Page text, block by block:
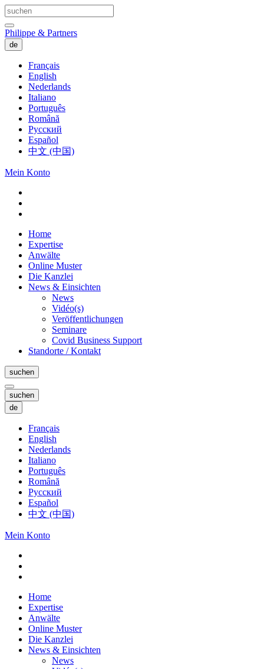
Philippe & Partners
de
Français
English
Nederlands
Italiano
Português
Română
Русский
Español
中文 (中国)
Mein Konto
Home
Expertise
Anwälte
Online Muster
Die Kanzlei
News & Einsichten
News
Vidéo(s)
Veröffentlichungen
Seminare
Covid Business Support
Standorte / Kontakt
suchen
suchen
de
Français
English
Nederlands
Italiano
Português
Română
Русский
Español
中文 (中国)
Mein Konto
Home
Expertise
Anwälte
Online Muster
Die Kanzlei
News & Einsichten
News